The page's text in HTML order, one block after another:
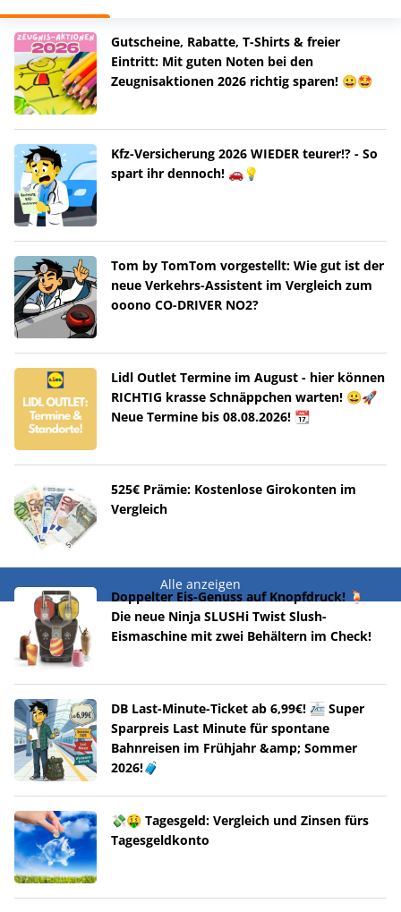
Gutscheine, Rabatte, T-Shirts & freier
Eintritt: Mit guten Noten bei den
Zeugnisaktionen 2026 richtig sparen! 😀🤩
Kfz-Versicherung 2026 WIEDER teurer!? - So
spart ihr dennoch! 🚗💡
Tom by TomTom vorgestellt: Wie gut ist der
neue Verkehrs-Assistent im Vergleich zum
ooono CO-DRIVER NO2?
Lidl Outlet Termine im August - hier können
RICHTIG krasse Schnäppchen warten! 😀🚀
Neue Termine bis 08.08.2026! 📆
525€ Prämie: Kostenlose Girokonten im
Vergleich
Alle anzeigen
Doppelter Eis-Genuss auf Knopfdruck! 🍹
Die neue Ninja SLUSHi Twist Slush-
Eismaschine mit zwei Behältern im Check!
DB Last-Minute-Ticket ab 6,99€! 🚈 Super
Sparpreis Last Minute für spontane
Bahnreisen im Frühjahr &amp; Sommer
2026!🧳
💸🤑 Tagesgeld: Vergleich und Zinsen fürs
Tagesgeldkonto